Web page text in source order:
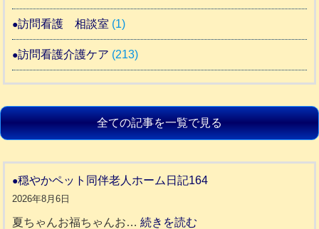
訪問看護 相談室 (1)
訪問看護介護ケア (213)
全ての記事を一覧で見る
穏やかペット同伴老人ホーム日記164
2026年8月6日
夏ちゃんお福ちゃんお…続きを読む